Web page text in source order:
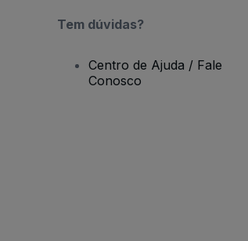
Tem dúvidas?
Centro de Ajuda / Fale
Conosco